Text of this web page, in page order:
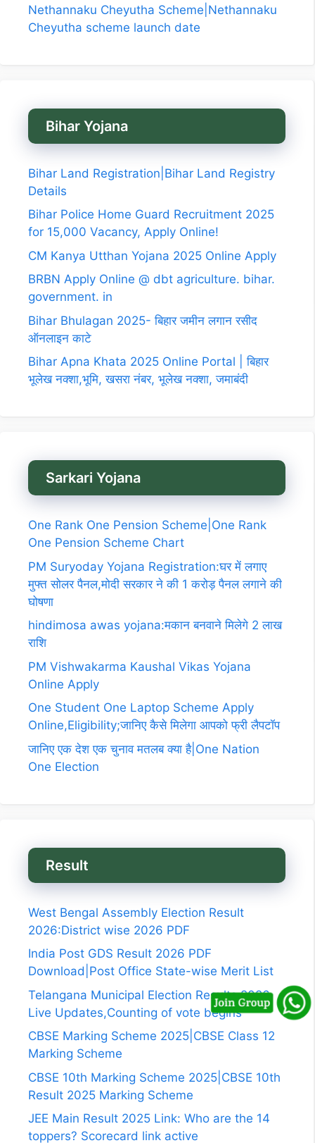
Nethannaku Cheyutha Scheme|Nethannaku
Cheyutha scheme launch date
Bihar Yojana
Bihar Land Registration|Bihar Land Registry
Details
Bihar Police Home Guard Recruitment 2025
for 15,000 Vacancy, Apply Online!
CM Kanya Utthan Yojana 2025 Online Apply
BRBN Apply Online @ dbt agriculture. bihar.
government. in
Bihar Bhulagan 2025- बिहार जमीन लगान रसीद
ऑनलाइन काटे
Bihar Apna Khata 2025 Online Portal | बिहार
भूलेख नक्शा,भूमि, खसरा नंबर, भूलेख नक्शा, जमाबंदी
Sarkari Yojana
One Rank One Pension Scheme|One Rank
One Pension Scheme Chart
PM Suryoday Yojana Registration:घर में लगाए
मुफ्त सोलर पैनल,मोदी सरकार ने की 1 करोड़ पैनल लगाने की
घोषणा
hindimosa awas yojana:मकान बनवाने मिलेगे 2 लाख
राशि
PM Vishwakarma Kaushal Vikas Yojana
Online Apply
One Student One Laptop Scheme Apply
Online,Eligibility;जानिए कैसे मिलेगा आपको फ्री लैपटॉप
जानिए एक देश एक चुनाव मतलब क्या है|One Nation
One Election
Result
West Bengal Assembly Election Result
2026:District wise 2026 PDF
India Post GDS Result 2026 PDF
Download|Post Office State-wise Merit List
Telangana Municipal Election Results 2026
Live Updates,Counting of vote begins
CBSE Marking Scheme 2025|CBSE Class 12
Marking Scheme
CBSE 10th Marking Scheme 2025|CBSE 10th
Result 2025 Marking Scheme
JEE Main Result 2025 Link: Who are the 14
toppers? Scorecard link active